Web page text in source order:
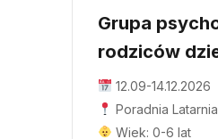
Grupa
rodziców
12.09-14.12.2026
Poradnia
Wiek: 0-6 lat